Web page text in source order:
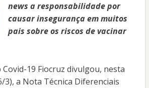
news a responsabilidade por
causar insegurança em muitos
pais sobre os riscos de vacinar
19 Fiocruz divulgou, nesta
a Nota Técnica Diferenciais